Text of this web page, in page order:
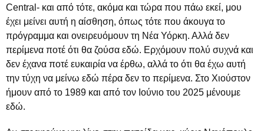
Central- και από τότε, ακόμα και τώρα που πάω εκεί, μου
έχει μείνει αυτή η αίσθηση, όπως τότε που άκουγα το
πρόγραμμα και ονειρευόμουν τη Νέα Υόρκη. Αλλά δεν
περίμενα ποτέ ότι θα ζούσα εδώ. Ερχόμουν πολύ συχνά και
δεν έχανα ποτέ ευκαιρία να έρθω, αλλά το ότι θα έχω αυτή
την τύχη να μείνω εδώ πέρα δεν το περίμενα. Στο Χιούστον
ήμουν από το 1989 και από τον Ιούνιο του 2025 μένουμε
εδώ.